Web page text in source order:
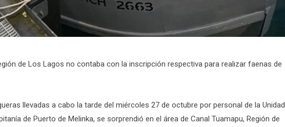
de Los Lagos no contaba con la inscripción respectiva para realizar faenas de
llevadas a cabo la tarde del miércoles 27 de octubre por personal de la Unidad
de Puerto de Melinka, se sorprendió en el área de Canal Tuamapu, Región de